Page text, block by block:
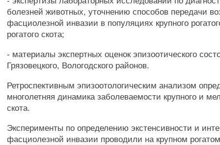
болезней животных, уточнению способов передачи
фасциолезной инвазии в популяциях крупного
рогатого скота;
- материалы экспертных оценок эпизоотического
Грязовецкого, Вологодского районов.
Ретроспективным эпизоотологическим анализом
многолетняя динамика заболеваемости крупного и
скота.
Эксперименты по определению экстенсивности и
фасциолезной инвазии проводили на крупном